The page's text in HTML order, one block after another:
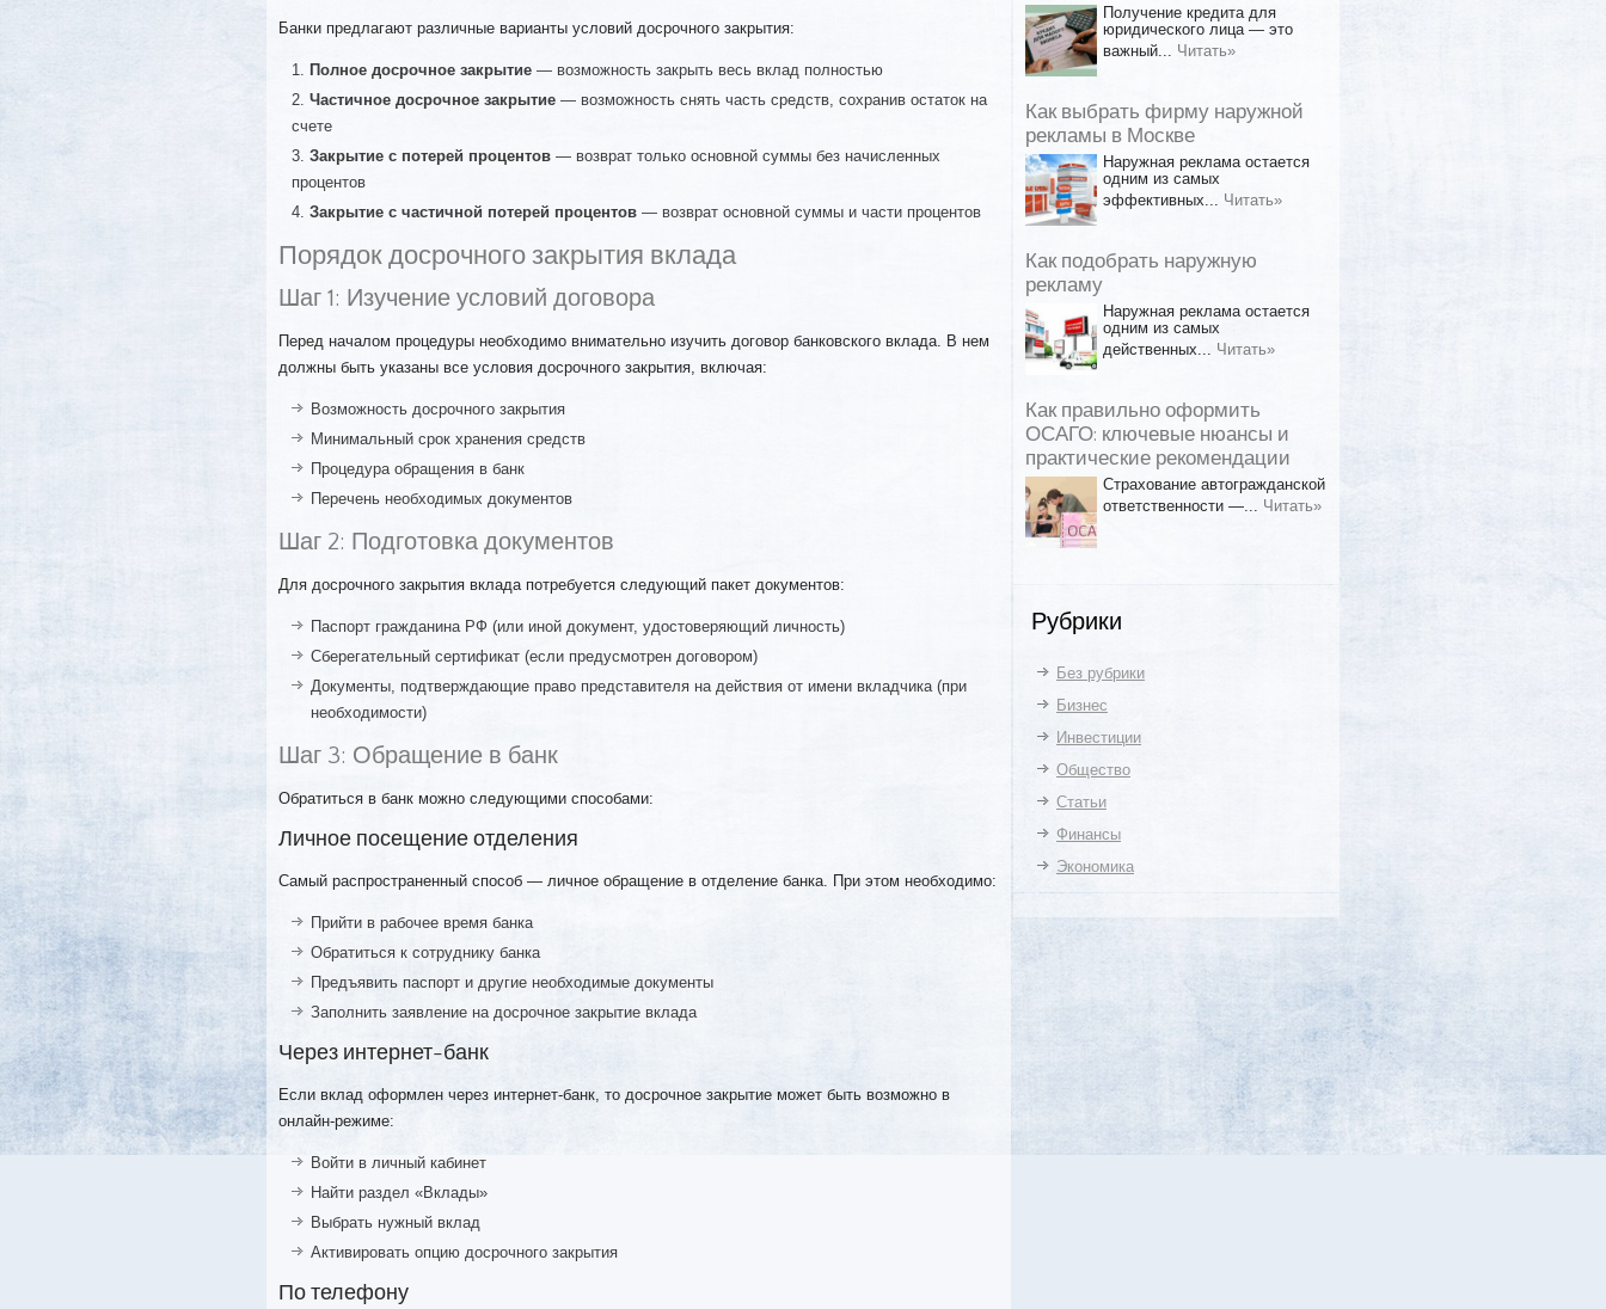
Банки предлагают различные варианты условий досрочного закрытия:
Полное досрочное закрытие — возможность закрыть весь вклад полностью
Частичное досрочное закрытие — возможность снять часть средств, сохранив остаток на
счете
Закрытие с потерей процентов — возврат только основной суммы без начисленных
процентов
Закрытие с частичной потерей процентов — возврат основной суммы и части процентов
Порядок досрочного закрытия вклада
Шаг 1: Изучение условий договора
Перед началом процедуры необходимо внимательно изучить договор банковского вклада. В нем
должны быть указаны все условия досрочного закрытия, включая:
Возможность досрочного закрытия
Минимальный срок хранения средств
Процедура обращения в банк
Перечень необходимых документов
Шаг 2: Подготовка документов
Для досрочного закрытия вклада потребуется следующий пакет документов:
Паспорт гражданина РФ (или иной документ, удостоверяющий личность)
Сберегательный сертификат (если предусмотрен договором)
Документы, подтверждающие право представителя на действия от имени вкладчика (при
необходимости)
Шаг 3: Обращение в банк
Обратиться в банк можно следующими способами:
Личное посещение отделения
Самый распространенный способ — личное обращение в отделение банка. При этом необходимо:
Прийти в рабочее время банка
Обратиться к сотруднику банка
Предъявить паспорт и другие необходимые документы
Заполнить заявление на досрочное закрытие вклада
Через интернет-банк
Если вклад оформлен через интернет-банк, то досрочное закрытие может быть возможно в
онлайн-режиме:
Войти в личный кабинет
Найти раздел «Вклады»
Выбрать нужный вклад
Активировать опцию досрочного закрытия
По телефону
Получение кредита для
юридического лица — это
важный... Читать»
Как выбрать фирму наружной
рекламы в Москве
Наружная реклама остается
одним из самых
эффективных... Читать»
Как подобрать наружную
рекламу
Наружная реклама остается
одним из самых
действенных... Читать»
Как правильно оформить
ОСАГО: ключевые нюансы и
практические рекомендации
Страхование автогражданской
ответственности —... Читать»
Рубрики
Без рубрики
Бизнес
Инвестиции
Общество
Статьи
Финансы
Экономика